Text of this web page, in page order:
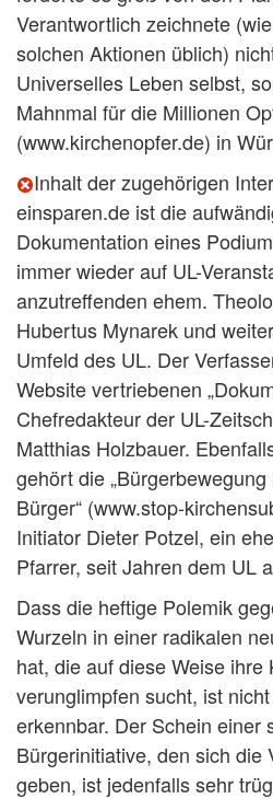
Verantwortlich zeichnete
solchen Aktionen üblich)
Universelles Leben selbst,
Mahnmal für die Millionen
(www.kirchenopfer.de) in
Inhalt der zugehörigen
einsparen.de ist die
Dokumentation eines
immer wieder auf UL-
anzutreffenden ehem.
Hubertus Mynarek und
Umfeld des UL. Der
Website vertriebenen
Chefredakteur der UL-
Matthias Holzbauer.
gehört die
Bürger“ (www.stop-
Initiator Dieter Potzel, ein
Pfarrer, seit Jahren dem UL
Dass die heftige Polemik
Wurzeln in einer radikalen
hat, die auf diese Weise ihre
verunglimpfen sucht, ist
erkennbar. Der Schein einer
Bürgerinitiative, den sich die
geben, ist jedenfalls sehr